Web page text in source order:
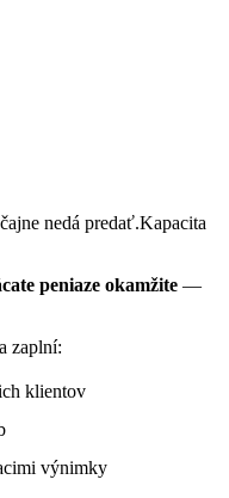
nedá predať.Kapacita
peniaze okamžite —
zaplní:
klientov
výnimky